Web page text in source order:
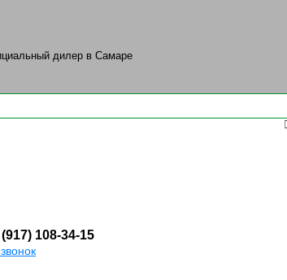
дилер в Самаре
108-34-15